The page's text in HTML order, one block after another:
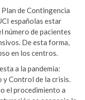
de Contingencia
españolas estar
número de pacientes
De esta forma,
en los centros.
a la pandemia:
y Control de la crisis.
el procedimiento a